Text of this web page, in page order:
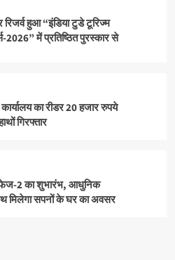
रिजर्व हुआ “इंडिया टुडे टूरिज्म
2026” में प्रतिष्ठित पुरस्कार से
का रीडर 20 हजार रुपये
गिरफ्तार
फेज-2 का शुभारंभ, आधुनिक
मिलेगा सपनों के घर का अवसर